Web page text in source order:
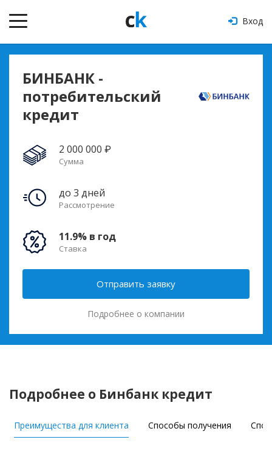
Вход
БИНБАНК -
потребительский
кредит
2 000 000 ₽
Сумма
до 3 дней
Рассмотрение
11.9% в год
Ставка
Подробнее о компании
Отправить заявку
Подробнее о Бинбанк кредит
Преимущества для клиента Способы получения